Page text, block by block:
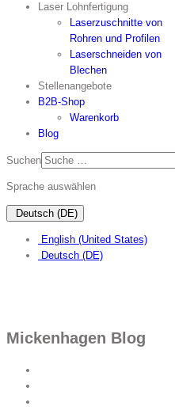
Laser Lohnfertigung
Laserzuschnitte von
Rohren und Profilen
Laserschneiden von
Blechen
Stellenangebote
B2B-Shop
Warenkorb
Blog
Suchen
Sprache auswählen
Deutsch (DE)
English (United States)
Deutsch (DE)
Mickenhagen Blog